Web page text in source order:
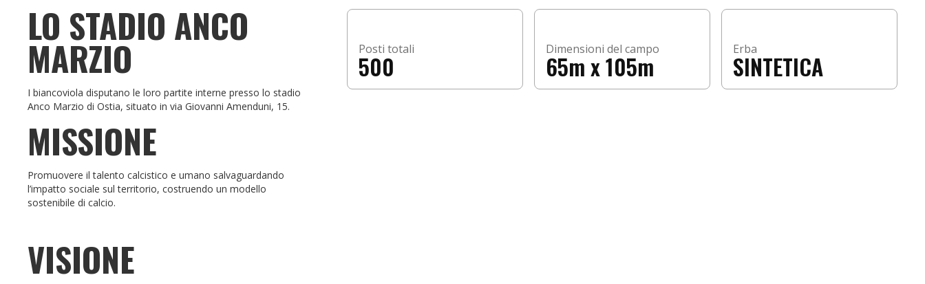
LO STADIO ANCO
MARZIO
I biancoviola disputano le loro partite interne presso lo stadio
Anco Marzio di Ostia, situato in via Giovanni Amenduni, 15.
Posti totali
500
Dimensioni del campo
65m x 105m
Erba
SINTETICA
MISSIONE
Promuovere il talento calcistico e umano salvaguardando
l’impatto sociale sul territorio, costruendo un modello
sostenibile di calcio.
VISIONE